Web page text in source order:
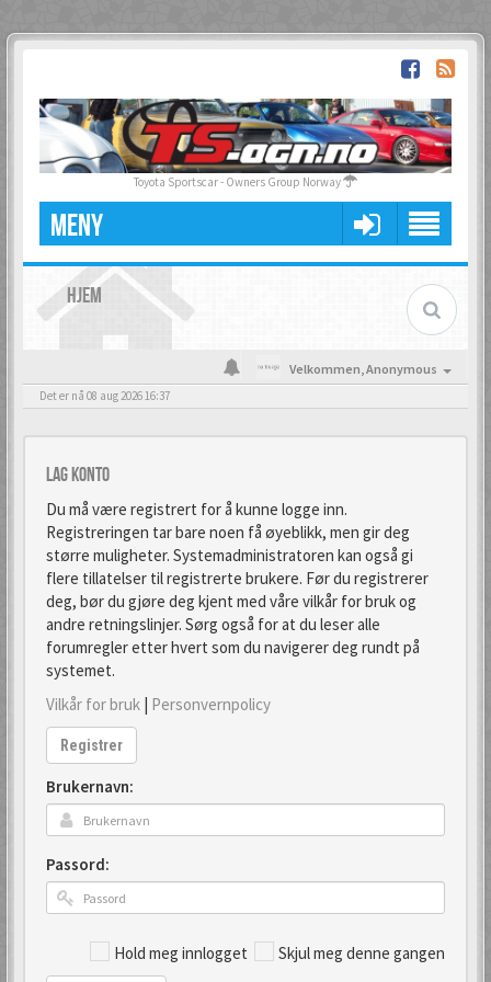
Toyota Sportscar - Owners Group Norway
MENY
HJEM
Velkommen,Anonymous
Det er nå 08 aug 2026 16:37
Lag konto
Du må være registrert for å kunne logge inn.
Registreringen tar bare noen få øyeblikk, men gir deg
større muligheter. Systemadministratoren kan også gi
flere tillatelser til registrerte brukere. Før du registrerer
deg, bør du gjøre deg kjent med våre vilkår for bruk og
andre retningslinjer. Sørg også for at du leser alle
forumregler etter hvert som du navigerer deg rundt på
systemet.
Vilkår for bruk | Personvernpolicy
Registrer
Brukernavn:
Passord:
Hold meg innlogget Skjul meg denne gangen